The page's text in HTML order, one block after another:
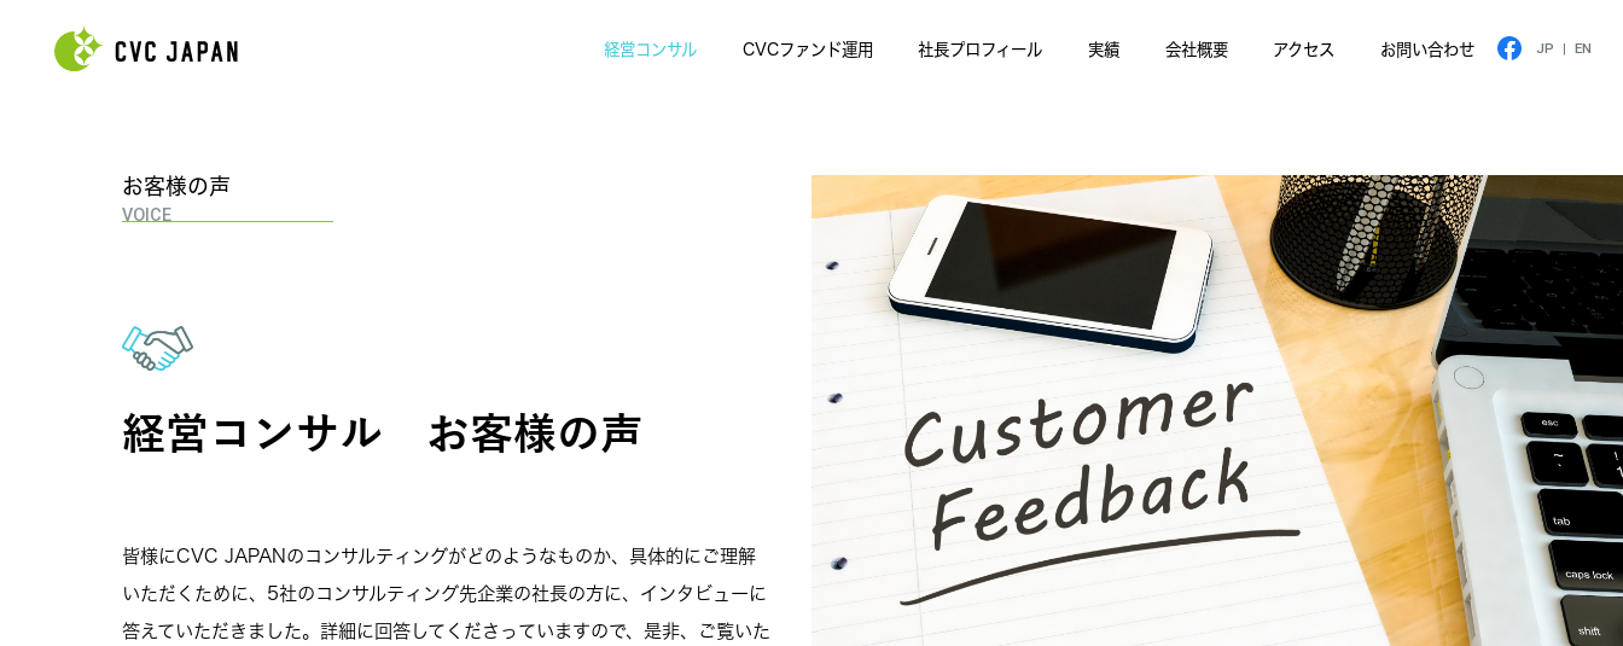
JP | EN
経営コンサル CVCファンド運用 社長プロフィール 実績 会社概要 アクセス お問い合わせ
お客様の声
VOICE
経営コンサル お客様の声
皆様にCVC JAPANのコンサルティングがどのようなものか、具体的にご理解
いただくために、5社のコンサルティング先企業の社長の方に、インタビューに
答えていただきました。詳細に回答してくださっていますので、是非、ご覧いた